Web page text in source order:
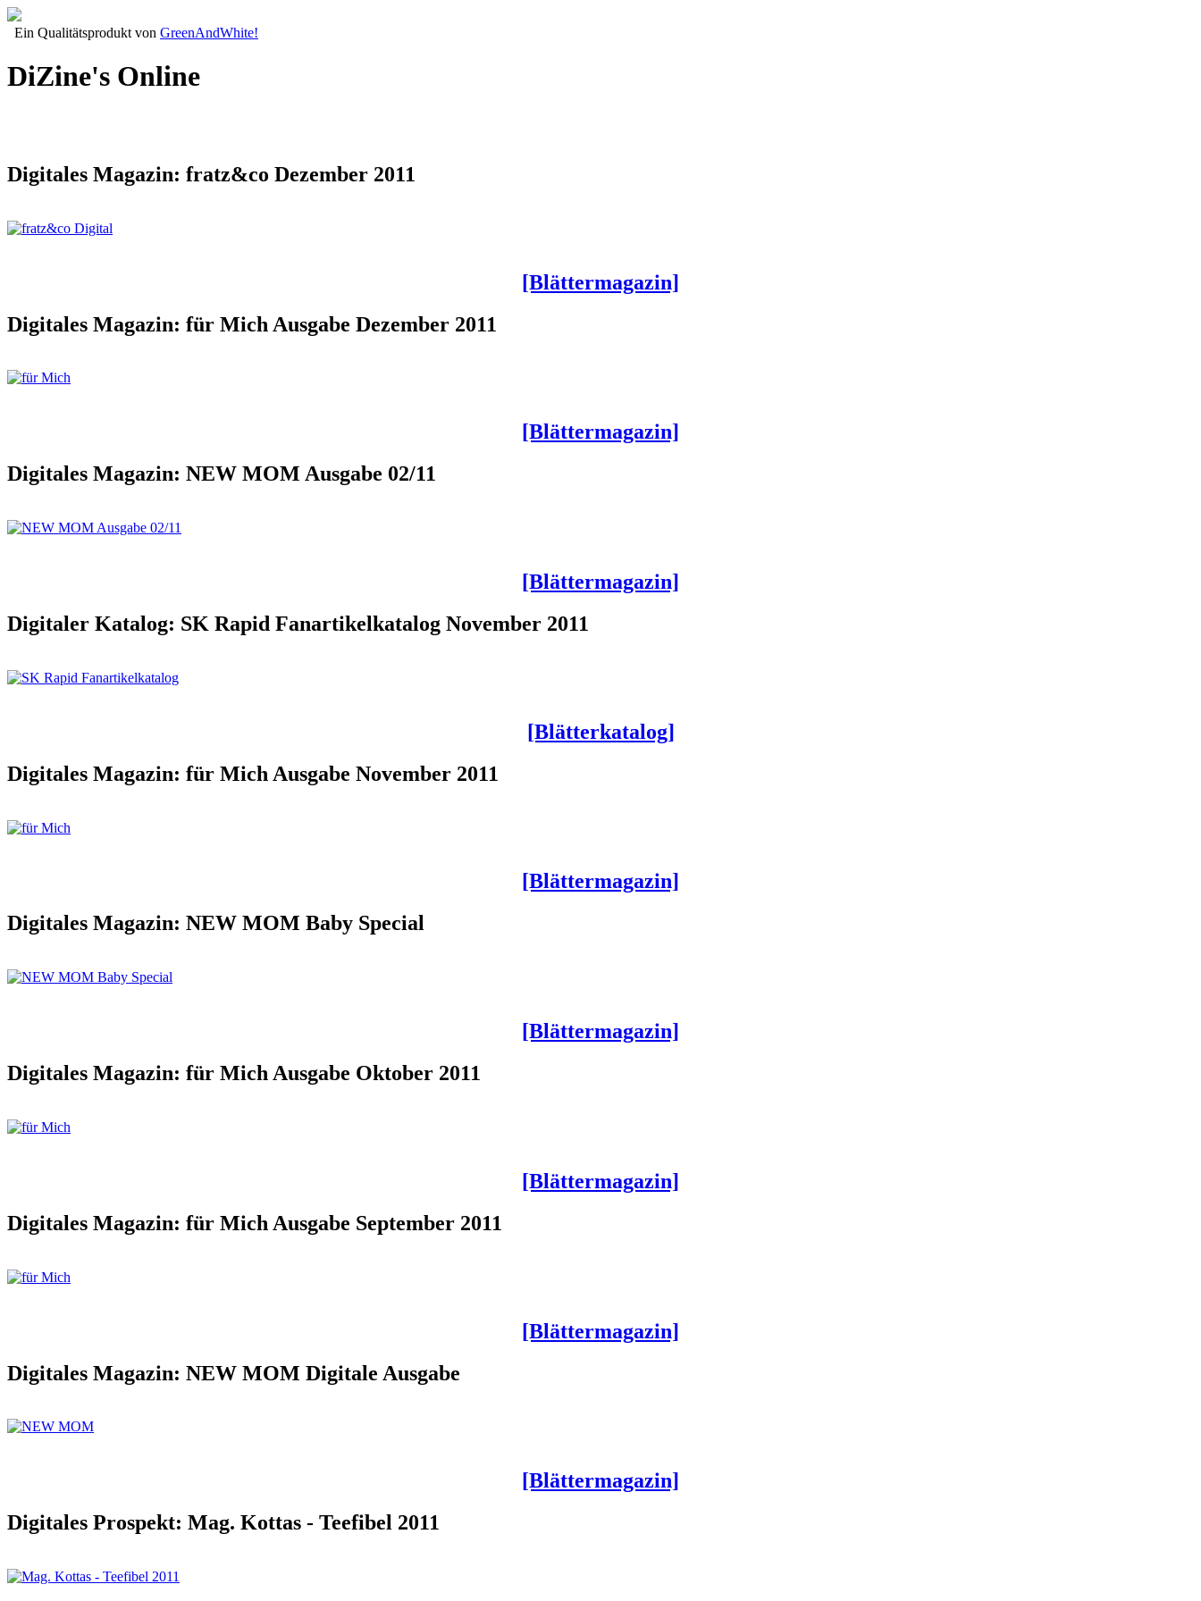
Ein Qualitätsprodukt von GreenAndWhite!
DiZine's Online
Digitales Magazin: fratz&co Dezember 2011
[Blättermagazin]
Digitales Magazin: für Mich Ausgabe Dezember 2011
[Blättermagazin]
Digitales Magazin: NEW MOM Ausgabe 02/11
[Blättermagazin]
Digitaler Katalog: SK Rapid Fanartikelkatalog November 2011
[Blätterkatalog]
Digitales Magazin: für Mich Ausgabe November 2011
[Blättermagazin]
Digitales Magazin: NEW MOM Baby Special
[Blättermagazin]
Digitales Magazin: für Mich Ausgabe Oktober 2011
[Blättermagazin]
Digitales Magazin: für Mich Ausgabe September 2011
[Blättermagazin]
Digitales Magazin: NEW MOM Digitale Ausgabe
[Blättermagazin]
Digitales Prospekt: Mag. Kottas - Teefibel 2011